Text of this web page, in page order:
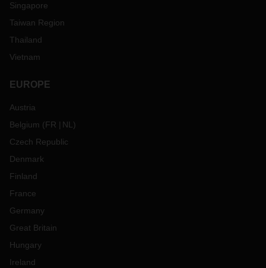
Singapore
Taiwan Region
Thailand
Vietnam
EUROPE
Austria
Belgium (FR NL)
Czech Republic
Denmark
Finland
France
Germany
Great Britain
Hungary
Ireland